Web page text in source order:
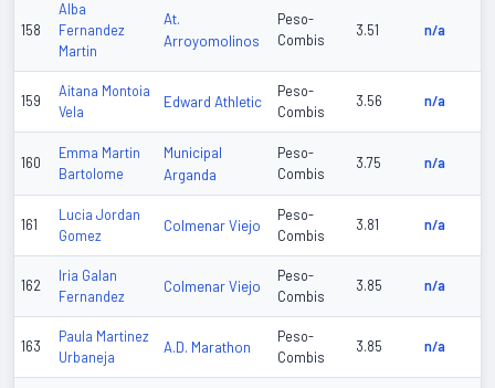
158
Alba
Fernandez
Martin
At.
Arroyomolinos
Peso-
Combis
3.51 n/a
159
Aitana Montoia
Vela
Edward Athletic
Peso-
Combis
3.56 n/a
160
Emma Martin
Bartolome
Municipal
Arganda
Peso-
Combis
3.75 n/a
161
Lucia Jordan
Gomez
Colmenar Viejo
Peso-
Combis
3.81 n/a
162
Iria Galan
Fernandez
Colmenar Viejo
Peso-
Combis
3.85 n/a
163
Paula Martinez
Urbaneja
A.D. Marathon
Peso-
Combis
3.85 n/a